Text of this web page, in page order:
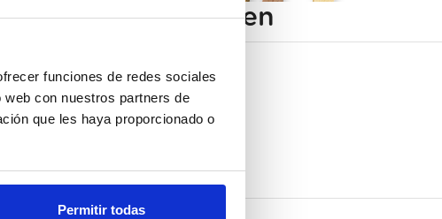
funciones de redes sociales
con nuestros partners de
que les haya proporcionado o
Permitir todas
vorhanden